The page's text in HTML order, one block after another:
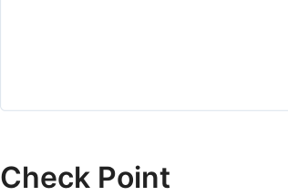
Check Point